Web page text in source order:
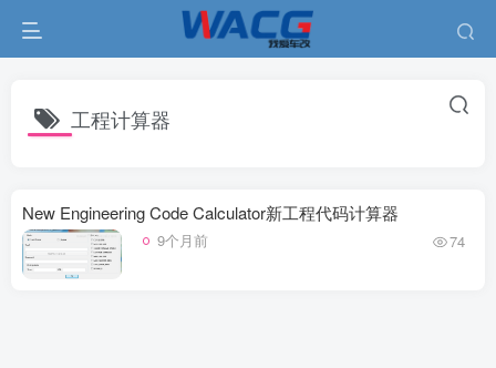
工程计算器
New Engineering Code Calculator新工程代码计算器
9个月前 74